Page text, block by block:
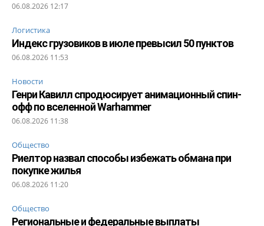
06.08.2026 12:17
Логистика
Индекс грузовиков в июле превысил 50 пунктов
06.08.2026 11:53
Новости
Генри Кавилл спродюсирует анимационный спин-
офф по вселенной Warhammer
06.08.2026 11:38
Общество
Риелтор назвал способы избежать обмана при
покупке жилья
06.08.2026 11:20
Общество
Региональные и федеральные выплаты